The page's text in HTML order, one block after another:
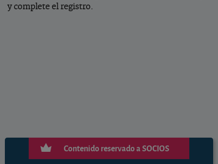
y complete el registro.
Contenido reservado a SOCIOS